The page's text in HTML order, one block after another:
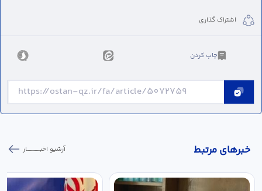
اشتراک گذاری
چاپ کردن
خبر‌های مرتبط آرشیو اخبـــــــــــار